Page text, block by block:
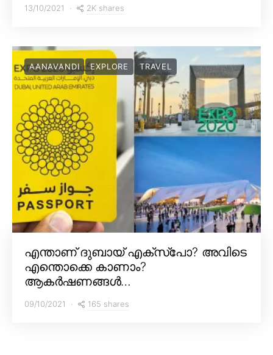
13/10/2021 2K shares
AANAVANDI EXPLORE TRAVEL
എന്താണ് ദുബായ് എക്സ്പോ? അവിടെ
എന്തൊക്കെ കാണാം?
ആകർഷണങ്ങൾ…
09/10/2021 165 shares